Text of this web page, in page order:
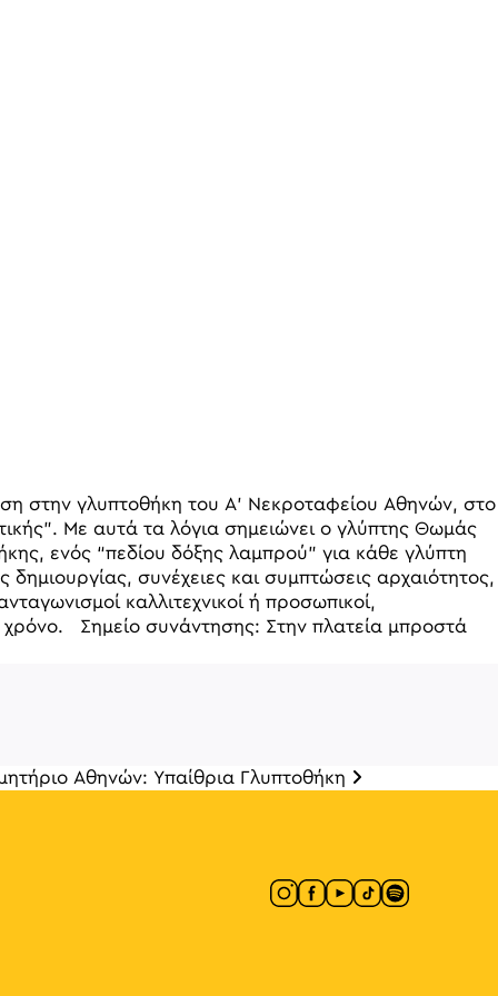
στην γλυπτοθήκη του Α’ Νεκροταφείου Αθηνών, στο
Με αυτά τα λόγια σημειώνει ο γλύπτης Θωμάς
ενός “πεδίου δόξης λαμπρού” για κάθε γλύπτη
συνέχειες και συμπτώσεις αρχαιότητος,
καλλιτεχνικοί ή προσωπικοί,
Σημείο συνάντησης: Στην πλατεία μπροστά
Αθηνών: Υπαίθρια Γλυπτοθήκη